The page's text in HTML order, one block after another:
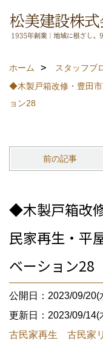
ホーム
スタッフブ
◆木製戸箱改修・豊田
ョン28
前の記事
◆木製戸箱改
民家再生・平
ベーション28
公開日：2023/09/20(
更新日：2023/09/14(
古民家再生 古民家